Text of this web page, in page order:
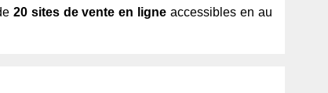
20 sites de vente en ligne accessibles en au